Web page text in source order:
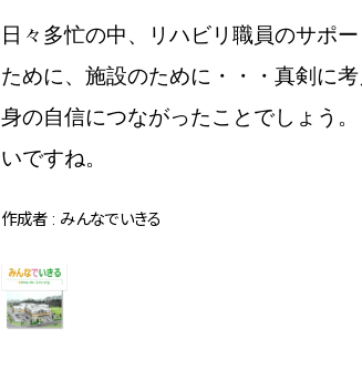
日々多忙の中、リハビリ職員のサポ
ために、施設のために・・・真剣に
身の自信につながったことでしょう
いですね。
作成者 : みんなでいきる